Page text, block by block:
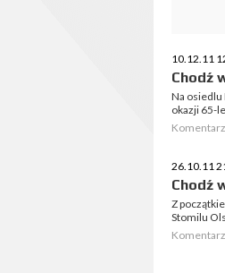
10.12.11
Chodź
Na osiedlu
okazji 65-
26.10.11
Chodź
Z
Stomilu